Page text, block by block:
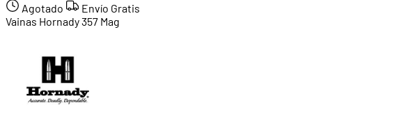
Agotado
Envío Gratis
Vainas Hornady 357 Mag